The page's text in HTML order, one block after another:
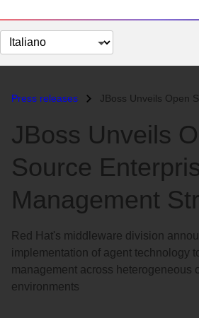
Cambia
lingua
Press releases JBoss Unveils Open Source
JBoss Unveils
Source
Management
Red Hat's middleware division
implementation of agent technology
management across heterogeneous
environments